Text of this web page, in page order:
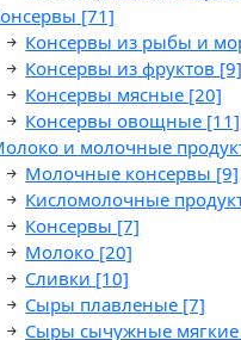
[71]
Консервы из рыбы и
Консервы из фруктов [9]
Консервы мясные [20]
Консервы овощные [11]
и молочные
Молочные консервы [9]
Кисломолочные
Консервы [7]
Молоко [20]
Сливки [10]
Сыры плавленые [7]
Сыры сычужные мягкие